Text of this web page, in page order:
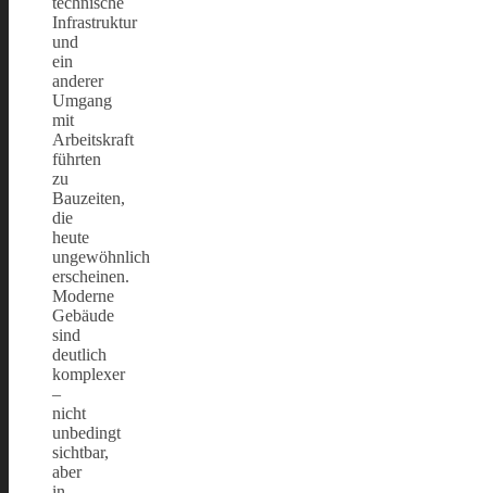
Infrastruktur
und
ein
anderer
Umgang
mit
Arbeitskraft
führten
zu
Bauzeiten,
die
heute
ungewöhnlich
erscheinen.
Moderne
Gebäude
sind
deutlich
komplexer
–
nicht
unbedingt
sichtbar,
aber